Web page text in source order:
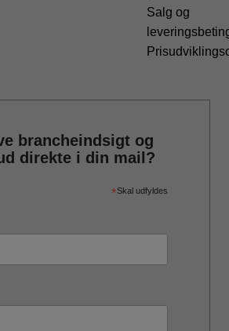
Salg og
brancheindsigt og
direkte i din mail?
*Skal udfyldes